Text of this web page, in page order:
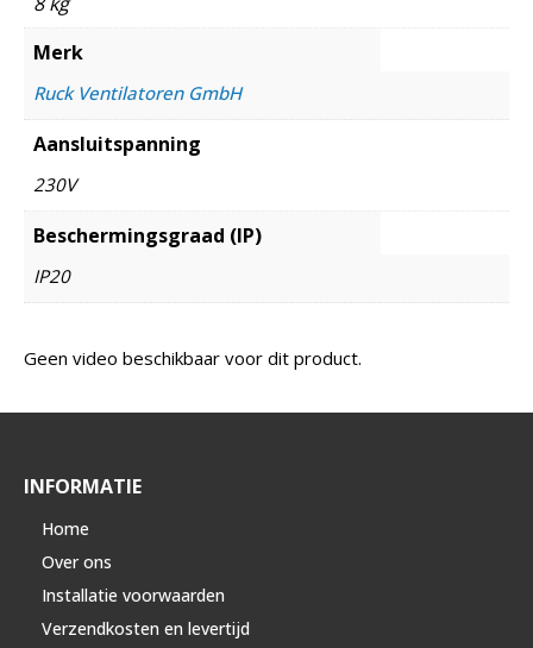
Merk
Ruck Ventilatoren GmbH
Aansluitspanning
230V
Beschermingsgraad (IP)
IP20
Geen video beschikbaar voor dit product.
INFORMATIE
Home
Over ons
Installatie voorwaarden
Verzendkosten en levertijd